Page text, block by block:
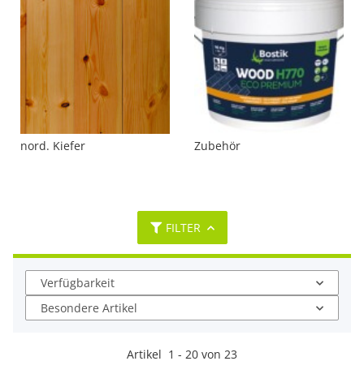
nord. Kiefer Zubehör
FILTER
Verfügbarkeit
Besondere Artikel
Artikel 1 - 20 von 23